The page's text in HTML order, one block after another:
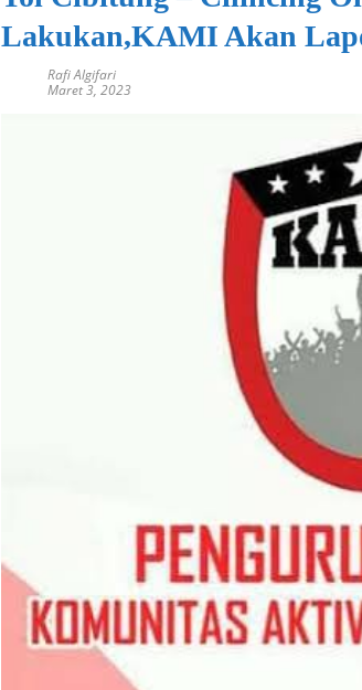
Lakukan,KAMI Akan
Rafi Algifari
Maret 3, 2023